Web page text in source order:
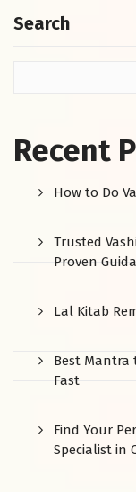
Search
Recent
How to Do
Trusted
Proven
Lal Kitab
Best Mantra
Fast
Find Your
Specialist in